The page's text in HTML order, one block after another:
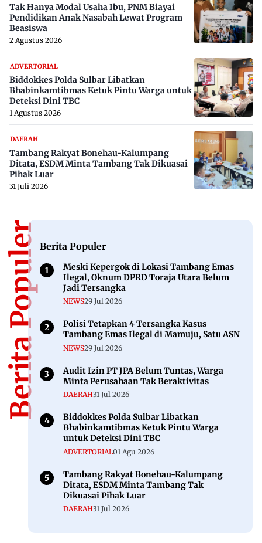
Tak Hanya Modal Usaha Ibu, PNM Biayai
Pendidikan Anak Nasabah Lewat Program
Beasiswa
2 Agustus 2026
ADVERTORIAL
Biddokkes Polda Sulbar Libatkan
Bhabinkamtibmas Ketuk Pintu Warga untuk
Deteksi Dini TBC
1 Agustus 2026
DAERAH
Tambang Rakyat Bonehau-Kalumpang
Ditata, ESDM Minta Tambang Tak Dikuasai
Pihak Luar
31 Juli 2026
Berita PopulerBerita Populer
Meski Kepergok di Lokasi Tambang Emas
Ilegal, Oknum DPRD Toraja Utara Belum
Jadi Tersangka
NEWS29 Jul 2026
Polisi Tetapkan 4 Tersangka Kasus
Tambang Emas Ilegal di Mamuju, Satu ASN
NEWS29 Jul 2026
Audit Izin PT JPA Belum Tuntas, Warga
Minta Perusahaan Tak Beraktivitas
DAERAH31 Jul 2026
Biddokkes Polda Sulbar Libatkan
Bhabinkamtibmas Ketuk Pintu Warga
untuk Deteksi Dini TBC
ADVERTORIAL01 Agu 2026
Tambang Rakyat Bonehau-Kalumpang
Ditata, ESDM Minta Tambang Tak
Dikuasai Pihak Luar
DAERAH31 Jul 2026